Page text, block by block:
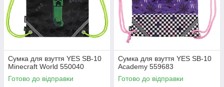
Сумка для взуття YES SB-10
Minecraft World 550040
Готово до відправки
Сумка для взуття YES SB-10
Academy 559683
Готово до відправки